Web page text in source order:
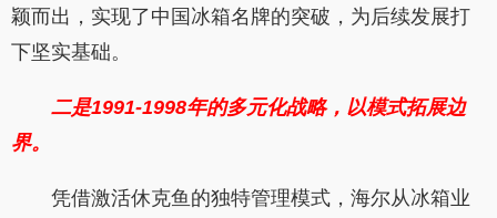
颖而出，实现了中国冰箱名牌的突破，为后续发展打
下坚实基础。
二是1991-1998年的多元化战略，以模式拓展边
界。
凭借激活休克鱼的独特管理模式，海尔从冰箱业